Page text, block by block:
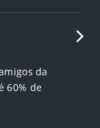
da
60% de